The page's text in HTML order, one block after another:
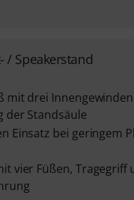
/ Speakerstand
mit drei
der Standsäule
Einsatz bei geringem
vier Füßen, Tragegriff